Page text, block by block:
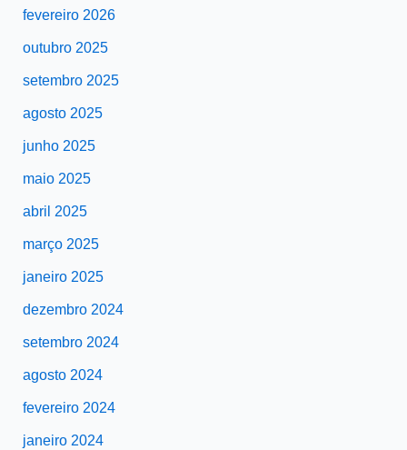
fevereiro 2026
outubro 2025
setembro 2025
agosto 2025
junho 2025
maio 2025
abril 2025
março 2025
janeiro 2025
dezembro 2024
setembro 2024
agosto 2024
fevereiro 2024
janeiro 2024